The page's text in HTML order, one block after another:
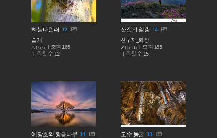
하늘다람쥐 12
솔개
23.6.6
조회 185
추천 수 12
산정의 일출 14
선구자_회장
23.5.16
조회 185
추천 수 15
예당호의 황금나무 14
고수 동굴 13